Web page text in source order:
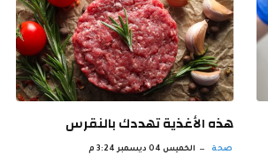
‫هذه الأغذية تهددك بالنقرس
صحة الخميس 04 ديسمبر 3:24 م